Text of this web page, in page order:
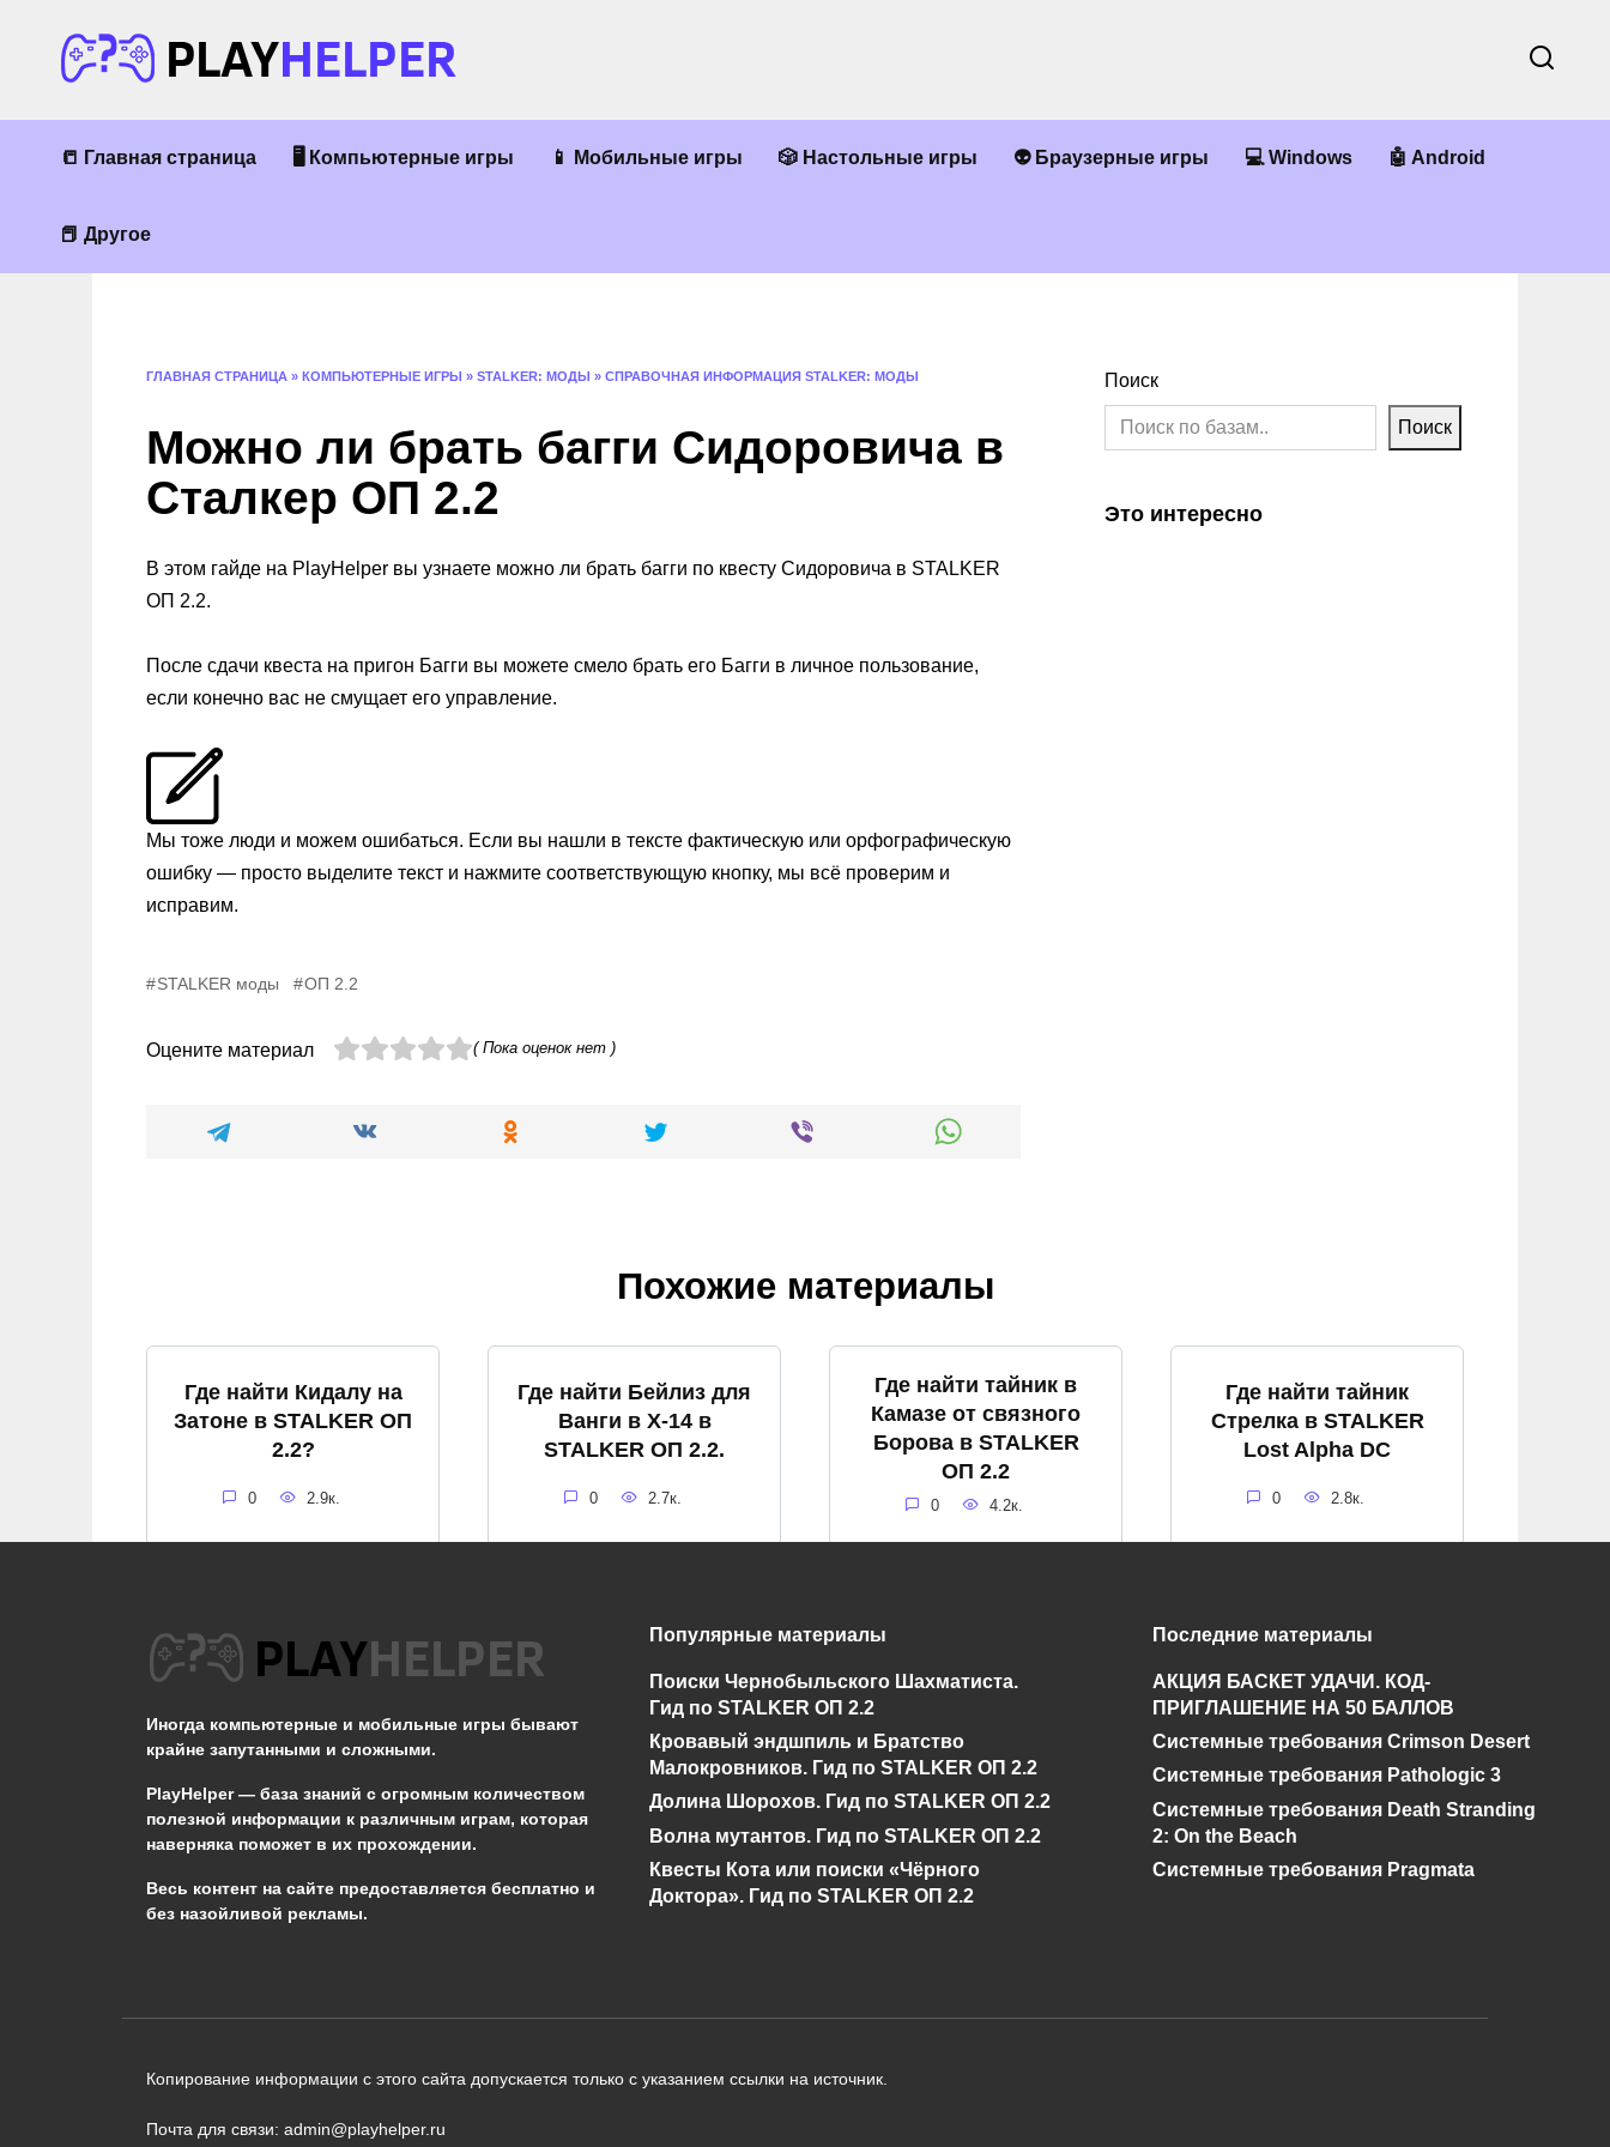
содержанию
📒 Главная страница 🖥 Компьютерные игры 📱 Мобильные игры 🎲 Настольные игры 👽 Браузерные игры 💻 Windows 🤖 Android
📕 Другое
ГЛАВНАЯ СТРАНИЦА » КОМПЬЮТЕРНЫЕ ИГРЫ » STALKER: МОДЫ » СПРАВОЧНАЯ ИНФОРМАЦИЯ STALKER: МОДЫ
Можно ли брать багги Сидоровича в
Сталкер ОП 2.2
В этом гайде на PlayHelper вы узнаете можно ли брать багги по квесту Сидоровича в STALKER
ОП 2.2.
После сдачи квеста на пригон Багги вы можете смело брать его Багги в личное пользование,
если конечно вас не смущает его управление.
Мы тоже люди и можем ошибаться. Если вы нашли в тексте фактическую или орфографическую
ошибку — просто выделите текст и нажмите соответствующую кнопку, мы всё проверим и
исправим.
STALKER моды ОП 2.2
Оцените материал ( Пока оценок нет )
Поиск
Поиск
Это интересно
Похожие материалы
Где найти Кидалу на
Затоне в STALKER ОП
2.2?
0 2.9к.
Где найти Бейлиз для
Ванги в X-14 в
STALKER ОП 2.2.
0 2.7к.
Где найти тайник в
Камазе от связного
Борова в STALKER
ОП 2.2
0 4.2к.
Где найти тайник
Стрелка в STALKER
Lost Alpha DC
0 2.8к.
Не появляется Кот в
STALKER ОП 2.2
Нет диалога про
Бизоны у Креста в
Сталкер ОП 2.2
5.2к.
STALKER ОП 2.2 +
0
Поиски
Шахматиста. Гид по
STALKER ОП 2.2
0 92.5к.
Иногда компьютерные и мобильные игры бывают
крайне запутанными и сложными.
PlayHelper — база знаний с огромным количеством
полезной информации к различным играм, которая
наверняка поможет в их прохождении.
Весь контент на сайте предоставляется бесплатно и
без назойливой рекламы.
Популярные материалы
Поиски Чернобыльского Шахматиста.
Гид по STALKER ОП 2.2
Кровавый эндшпиль и Братство
Малокровников. Гид по STALKER ОП 2.2
Долина Шорохов. Гид по STALKER ОП 2.2
Волна мутантов. Гид по STALKER ОП 2.2
Квесты Кота или поиски «Чёрного
Доктора». Гид по STALKER ОП 2.2
Последние материалы
АКЦИЯ БАСКЕТ УДАЧИ. КОД-
ПРИГЛАШЕНИЕ НА 50 БАЛЛОВ
Системные требования Crimson Desert
Системные требования Pathologic 3
Системные требования Death Stranding
2: On the Beach
Системные требования Pragmata
Копирование информации с этого сайта допускается только с указанием ссылки на источник.
Почта для связи: admin@playhelper.ru
Сообщить об ошибке